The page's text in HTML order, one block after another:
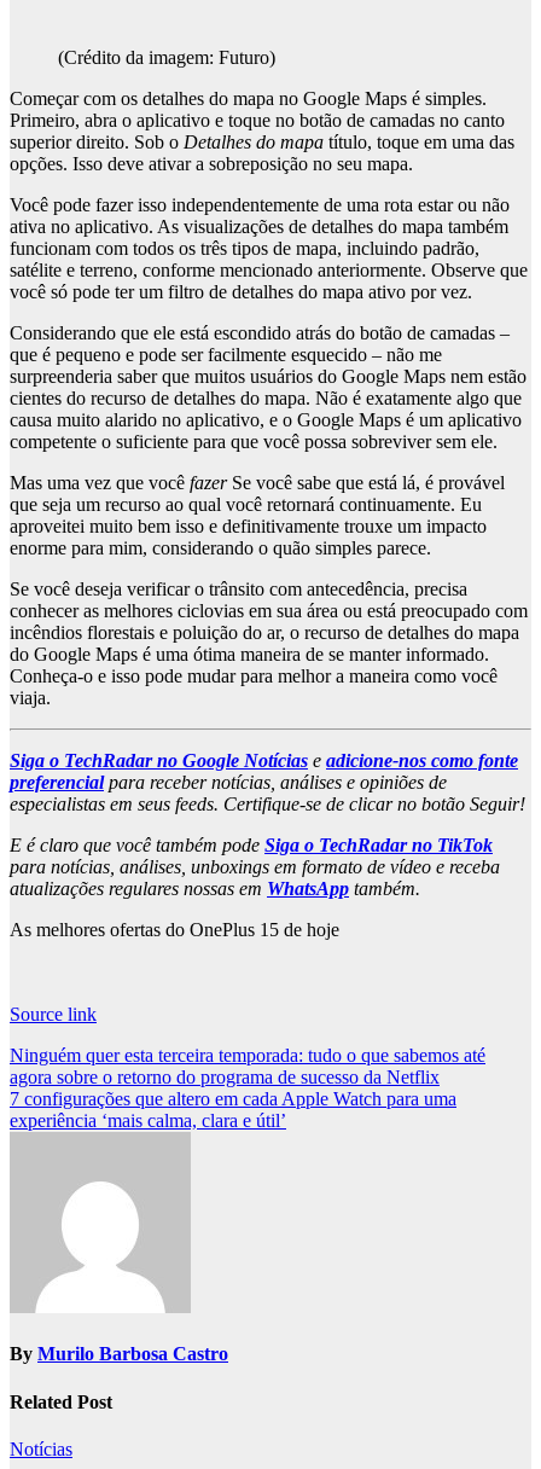
(Crédito da imagem: Futuro)
Começar com os detalhes do mapa no Google Maps é simples.
Primeiro, abra o aplicativo e toque no botão de camadas no canto
superior direito. Sob o Detalhes do mapa título, toque em uma das
opções. Isso deve ativar a sobreposição no seu mapa.
Você pode fazer isso independentemente de uma rota estar ou não
ativa no aplicativo. As visualizações de detalhes do mapa também
funcionam com todos os três tipos de mapa, incluindo padrão,
satélite e terreno, conforme mencionado anteriormente. Observe que
você só pode ter um filtro de detalhes do mapa ativo por vez.
Considerando que ele está escondido atrás do botão de camadas –
que é pequeno e pode ser facilmente esquecido – não me
surpreenderia saber que muitos usuários do Google Maps nem estão
cientes do recurso de detalhes do mapa. Não é exatamente algo que
causa muito alarido no aplicativo, e o Google Maps é um aplicativo
competente o suficiente para que você possa sobreviver sem ele.
Mas uma vez que você fazerSe você sabe que está lá, é provável
que seja um recurso ao qual você retornará continuamente. Eu
aproveitei muito bem isso e definitivamente trouxe um impacto
enorme para mim, considerando o quão simples parece.
Se você deseja verificar o trânsito com antecedência, precisa
conhecer as melhores ciclovias em sua área ou está preocupado com
incêndios florestais e poluição do ar, o recurso de detalhes do mapa
do Google Maps é uma ótima maneira de se manter informado.
Conheça-o e isso pode mudar para melhor a maneira como você
viaja.
Siga o TechRadar no Google Notícias e adicione-nos como fonte
preferencialpara receber notícias, análises e opiniões de
especialistas em seus feeds. Certifique-se de clicar no botão Seguir!
E é claro que você também pode Siga o TechRadar no TikTok
para notícias, análises, unboxings em formato de vídeo e receba
atualizações regulares nossas em WhatsApp também.
As melhores ofertas do OnePlus 15 de hoje
Source link
Post
navigation
Ninguém quer esta terceira temporada: tudo o que sabemos até
agora sobre o retorno do programa de sucesso da Netflix
7 configurações que altero em cada Apple Watch para uma
experiência ‘mais calma, clara e útil’
By Murilo Barbosa Castro
Related Post
Notícias